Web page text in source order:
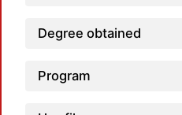
Degree obtained
Program